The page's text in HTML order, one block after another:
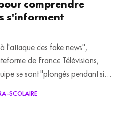
comprendre
s'informent
l'attaque des fake news",
de France Télévisions,
se sont "plongés pendant six
afin de "regarder,
de 14 ans s'informaient",
SCOLAIRE